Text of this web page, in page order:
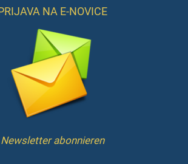
NA E-NOVICE
Newsletter abonnieren